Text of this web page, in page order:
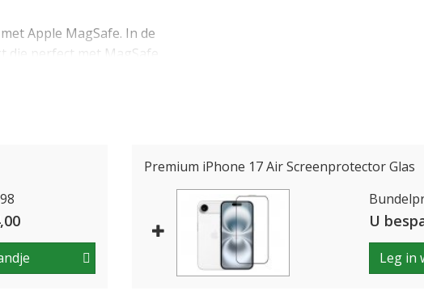
Apple MagSafe. In de
die perfect met MagSafe
wallets en stands.
de iPhone 17 Air
is rekening gehouden
de camera control
Premium iPhone 17 Air Screenprotector Glas
U
Leg in